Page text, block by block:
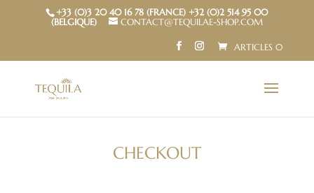
+33 (0)3 20 40 16 78 (FRANCE) +32 (0)2 514 95 00
(BELGIQUE)
CONTACT@TEQUILAE-SHOP.COM
ARTICLES 0
CHECKOUT